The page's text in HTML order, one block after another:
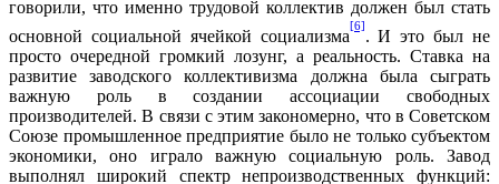
говорили, что именно трудовой коллектив должен был стать
основной социальной ячейкой социализма
[6]
. И это был не
просто очередной громкий лозунг, а реальность. Ставка на
развитие заводского коллективизма должна была сыграть
важную роль в создании ассоциации свободных
производителей. В связи с этим закономерно, что в Советском
Союзе промышленное предприятие было не только субъектом
экономики, оно играло важную социальную роль. Завод
выполнял широкий спектр непроизводственных функций: